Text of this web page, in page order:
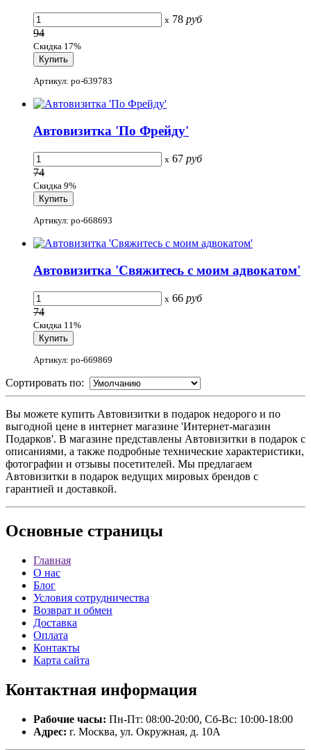
x 78 руб
94
Скидка 17%
Артикул: po-639783
Автовизитка 'По Фрейду'
x 67 руб
74
Скидка 9%
Артикул: po-668693
Автовизитка 'Свяжитесь с моим адвокатом'
x 66 руб
74
Скидка 11%
Артикул: po-669869
Сортировать по:
Вы можете купить Автовизитки в подарок недорого и по
выгодной цене в интернет магазине 'Интернет-магазин
Подарков'. В магазине представлены Автовизитки в подарок с
описаниями, а также подробные технические характеристики,
фотографии и отзывы посетителей. Мы предлагаем
Автовизитки в подарок ведущих мировых брендов с
гарантией и доставкой.
Основные страницы
Главная
О нас
Блог
Условия сотрудничества
Возврат и обмен
Доставка
Оплата
Контакты
Карта сайта
Контактная информация
Рабочие часы: Пн-Пт: 08:00-20:00, Сб-Вс: 10:00-18:00
Адрес: г. Москва, ул. Окружная, д. 10А